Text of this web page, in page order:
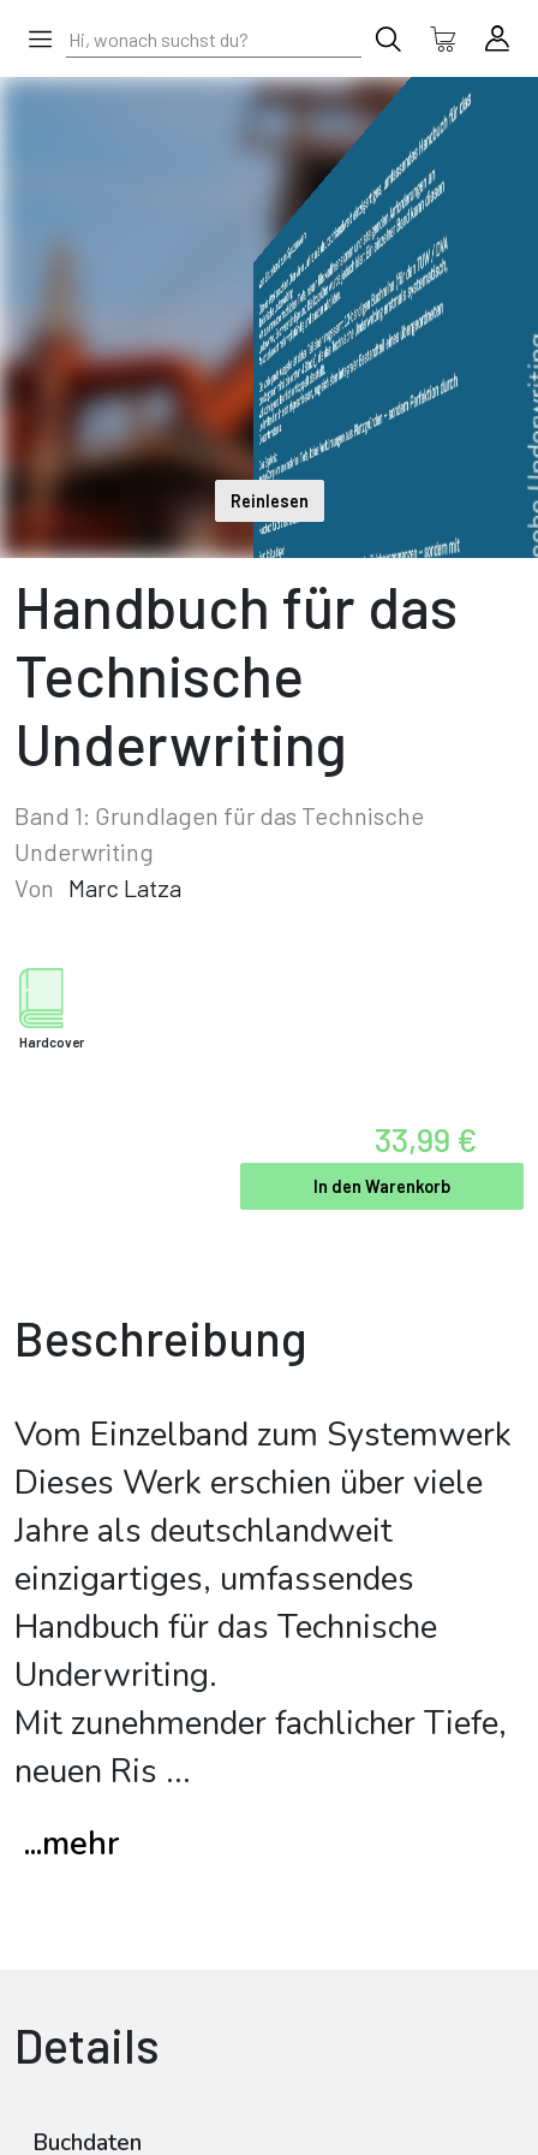
Reinlesen
Handbuch für das
Technische
Underwriting
Band 1: Grundlagen für das Technische
Underwriting
Von
Marc Latza
Hardcover
33,99 €
In den Warenkorb
Beschreibung
Vom Einzelband zum Systemwerk
Dieses Werk erschien über viele
Jahre als deutschlandweit
einzigartiges, umfassendes
Handbuch für das Technische
Underwriting.
Mit zunehmender fachlicher Tiefe,
neuen Ris ...
...mehr
Details
Buchdaten